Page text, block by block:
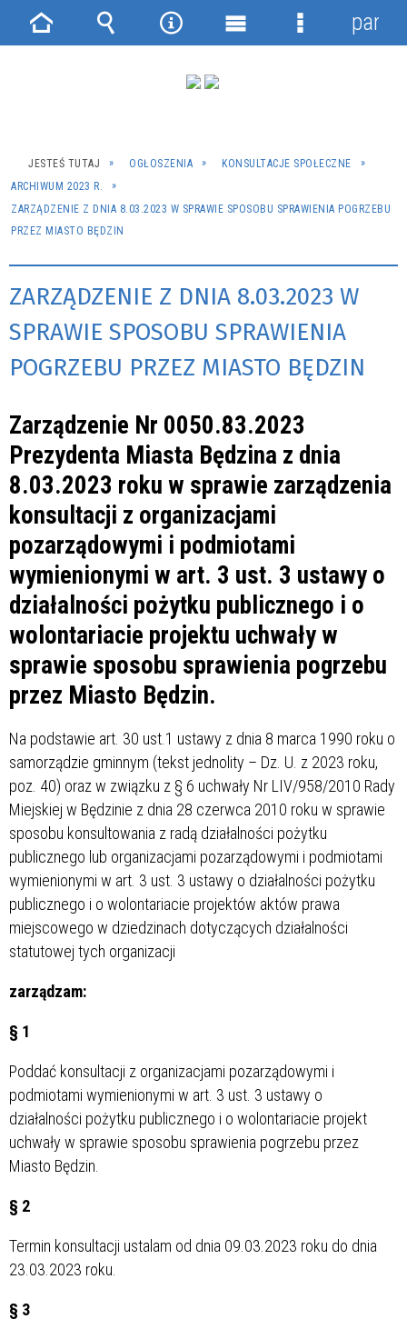
JESTEŚ TUTAJ OGŁOSZENIA
KONSULTACJE SPOŁECZNE
ARCHIWUM 2023 R.
ZARZĄDZENIE Z DNIA 8.03.2023 W SPRAWIE SPOSOBU SPRAWIENIA POGRZEBU
PRZEZ MIASTO BĘDZIN
ZARZĄDZENIE Z DNIA 8.03.2023 W
SPRAWIE SPOSOBU SPRAWIENIA
POGRZEBU PRZEZ MIASTO BĘDZIN
Zarządzenie Nr 0050.83.2023
Prezydenta Miasta Będzina z dnia
8.03.2023 roku w sprawie zarządzenia
konsultacji z organizacjami
pozarządowymi i podmiotami
wymienionymi w art. 3 ust. 3 ustawy o
działalności pożytku publicznego i o
wolontariacie projektu uchwały w
sprawie sposobu sprawienia pogrzebu
przez Miasto Będzin.
Na podstawie art. 30 ust.1 ustawy z dnia 8 marca 1990 roku o
samorządzie gminnym (tekst jednolity – Dz. U. z 2023 roku,
poz. 40) oraz w związku z § 6 uchwały Nr LIV/958/2010 Rady
Miejskiej w Będzinie z dnia 28 czerwca 2010 roku w sprawie
sposobu konsultowania z radą działalności pożytku
publicznego lub organizacjami pozarządowymi i podmiotami
wymienionymi w art. 3 ust. 3 ustawy o działalności pożytku
publicznego i o wolontariacie projektów aktów prawa
miejscowego w dziedzinach dotyczących działalności
statutowej tych organizacji
zarządzam:
§ 1
Poddać konsultacji z organizacjami pozarządowymi i
podmiotami wymienionymi w art. 3 ust. 3 ustawy o
działalności pożytku publicznego i o wolontariacie projekt
uchwały w sprawie sposobu sprawienia pogrzebu przez
Miasto Będzin.
§ 2
Termin konsultacji ustalam od dnia 09.03.2023 roku do dnia
23.03.2023 roku.
§ 3
Strona Wyszukiwarka
NarzędziaMenu
Menu
panel